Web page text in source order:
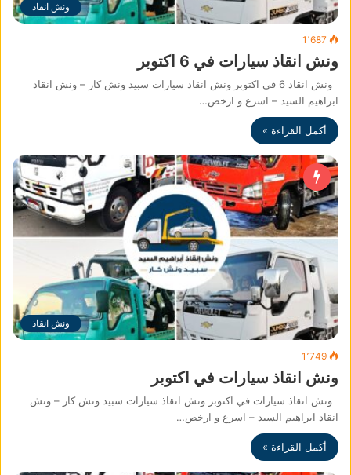
ونش انقاذ
1٬687
ونش انقاذ سيارات في 6 اكتوبر
ونش انقاذ 6 في اكتوبر ونش انقاذ سيارات سبيد ونش كار – ونش انقاذ
ابراهيم السيد – اسرع و ارخص…
أكمل القراءة »
ونش انقاذ
1٬749
ونش انقاذ سيارات في اكتوبر
ونش انقاذ سيارات في اكتوبر ونش انقاذ سيارات سبيد ونش كار – ونش
انقاذ ابراهيم السيد – اسرع و ارخص…
أكمل القراءة »